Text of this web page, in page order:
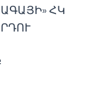
ՀԿ